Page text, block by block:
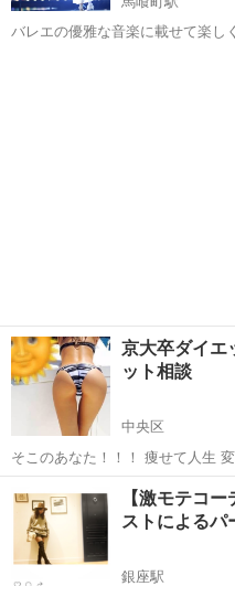
バレエの優雅な音楽に載せて楽し
京大卒ダイエ
ット相談
中央区
そこのあなた！！！ 痩せて人生 変えませんか？？ こんにちは！！
YouTubeやブログにて ダイエッ
その他
【激モテコ
ストによるパ
銀座駅